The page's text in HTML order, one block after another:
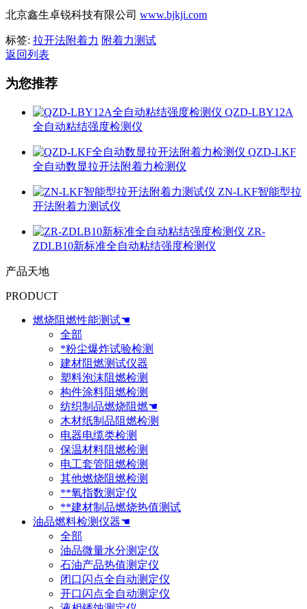
北京鑫生卓锐科技有限公司 www.bjkji.com
标签: 拉开法附着力 附着力测试
返回列表
为您推荐
QZD-LBY12A
全自动粘结强度检测仪
QZD-LKF
全自动数显拉开法附着力检测仪
ZN-LKF智能型拉
开法附着力测试仪
ZR-
ZDLB10新标准全自动粘结强度检测仪
产品天地
PRODUCT
燃烧阻燃性能测试☚
全部
*粉尘爆炸试验检测
建材阻燃测试仪器
塑料泡沫阻燃检测
构件涂料阻燃检测
纺织制品燃烧阻燃☚
木材纸制品阻燃检测
电器电缆类检测
保温材料阻燃检测
电工套管阻燃检测
其他燃烧阻燃检测
**氧指数测定仪
**建材制品燃烧热值测试
油品燃料检测仪器☚
全部
油品微量水分测定仪
石油产品热值测定仪
闭口闪点全自动测定仪
开口闪点全自动测定仪